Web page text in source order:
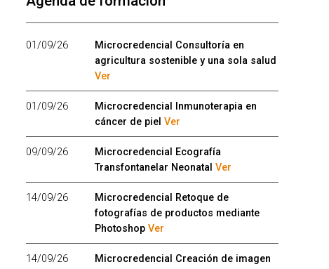
01/09/26
Microcredencial Consultoría en
agricultura sostenible y una sola salud
Ver
01/09/26
Microcredencial Inmunoterapia en
cáncer de piel Ver
09/09/26
Microcredencial Ecografía
Transfontanelar Neonatal Ver
14/09/26
Microcredencial Retoque de
fotografías de productos mediante
Photoshop Ver
14/09/26
Microcredencial Creación de imagen